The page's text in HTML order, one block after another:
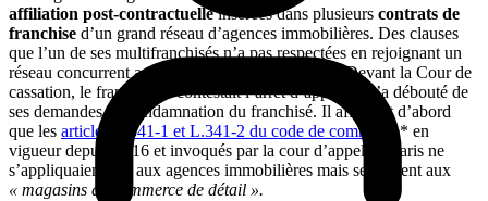
affiliation post-contractuelleinsérées dans plusieurs contrats de
franchise d’un grand réseau d’agences immobilières. Des clauses
que l’un de ses multifranchisés n’a pas respectées en rejoignant un
réseau concurrent après avoir résilié ses contrats. Devant la Cour de
cassation, le franchiseur contestait l’arrêt d’appel qui l’a débouté de
ses demandes de condamnation du franchisé. Il affirmait d’abord
que les articles L.341-1 et L.341-2 du code de commerce* en
vigueur depuis 2016 et invoqués par la cour d’appel de Paris ne
s’appliquaient pas aux agences immobilières mais seulement aux
« magasins de commerce de détail ».